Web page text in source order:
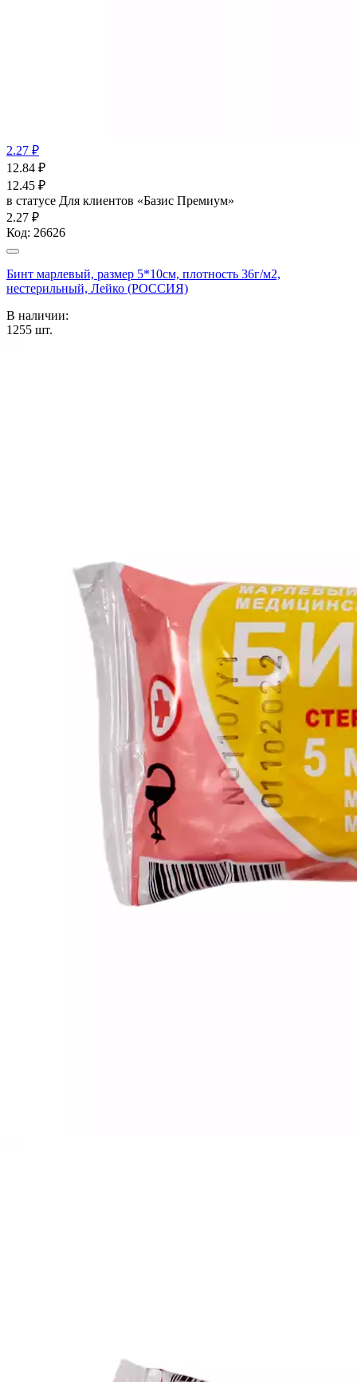
2.27 ₽
12.84 ₽
12.45 ₽
в статусе Для клиентов «Базис Премиум»
2.27 ₽
Код: 26626
Бинт марлевый, размер 5*10см, плотность 36г/м2,
нестерильный, Лейко (РОССИЯ)
В наличии:
1255 шт.